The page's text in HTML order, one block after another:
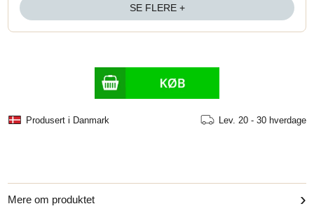
SE FLERE +
Produsert i Danmark Lev. 20 - 30 hverdage
Mere om produktet ›